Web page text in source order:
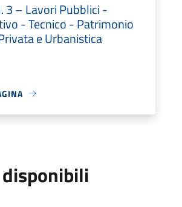
3 – Lavori Pubblici -
- Tecnico - Patrimonio
e Urbanistica